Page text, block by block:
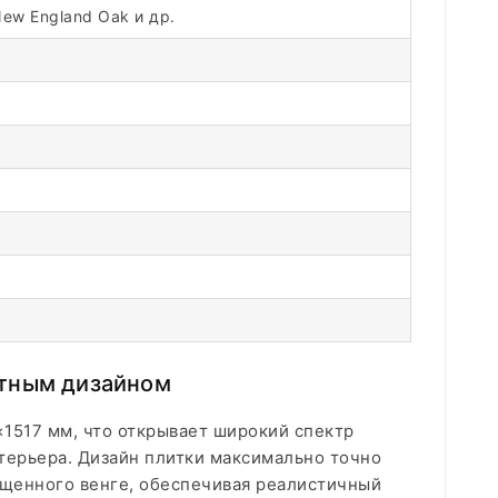
England Oak и др.
дизайном
мм, что открывает широкий спектр
Дизайн плитки максимально точно
венге, обеспечивая реалистичный